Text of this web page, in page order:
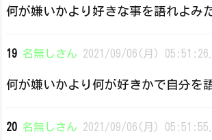
何が嫌いかより好きな事を語れよみ
19 名無しさん 2021/09/06(月)
何が嫌いかより何が好きかで自分を
20 名無しさん 2021/09/06(月)